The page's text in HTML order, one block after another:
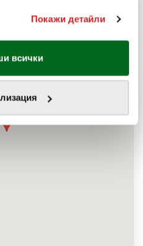
права и за това как
моля посетете
.
Покажи детайли
всички